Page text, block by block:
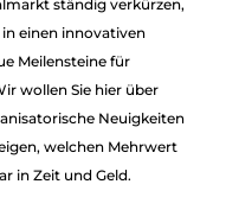
ständig verkürzen,
einen innovativen
Meilensteine für
wollen Sie hier über
Neuigkeiten
welchen Mehrwert
in Zeit und Geld.